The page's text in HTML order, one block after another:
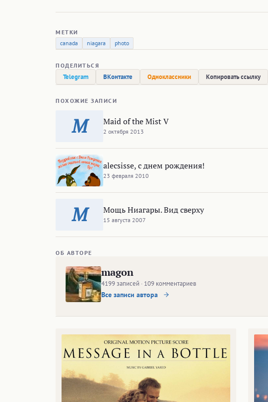
МЕТКИ
canada
niagara photo
ПОДЕЛИТЬСЯ
Telegram ВКонтакте Одноклассники Копировать ссылку
ПОХОЖИЕ ЗАПИСИ
M Maid of the Mist V
2 октября 2013
alecsisse, с днем рождения!
23 февраля 2010
М Мощь Ниагары. Вид сверху
15 августа 2007
ОБ АВТОРЕ
magon
4199 записей · 109 комментариев
Все записи автора